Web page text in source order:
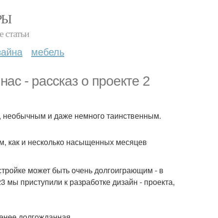
статьи
мебель
- рассказ о проекте 2
необычным и даже немного таинственным.
как и несколько насыщенных месяцев
может быть очень долгоиграющим - в
приступили к разработке дизайн - проекта,